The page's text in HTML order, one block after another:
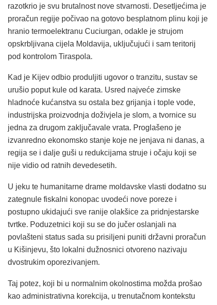
razotkrio je svu brutalnost nove stvarnosti. Desetljećima je
proračun regije počivao na gotovo besplatnom plinu koji je
hranio termoelektranu Cuciurgan, odakle je strujom
opskrbljivana cijela Moldavija, uključujući i sam teritorij
pod kontrolom Tiraspola.
Kad je Kijev odbio produljiti ugovor o tranzitu, sustav se
urušio poput kule od karata. Usred najveće zimske
hladnoće kućanstva su ostala bez grijanja i tople vode,
industrijska proizvodnja doživjela je slom, a tvornice su
jedna za drugom zaključavale vrata. Proglašeno je
izvanredno ekonomsko stanje koje ne jenjava ni danas, a
regija se i dalje guši u redukcijama struje i očaju koji se
nije vidio od ratnih devedesetih.
U jeku te humanitarne drame moldavske vlasti dodatno su
zategnule fiskalni konopac uvodeći nove poreze i
postupno ukidajući sve ranije olakšice za pridnjestarske
tvrtke. Poduzetnici koji su se do jučer oslanjali na
povlašteni status sada su prisiljeni puniti državni proračun
u Kišinjevu, što lokalni dužnosnici otvoreno nazivaju
dvostrukim oporezivanjem.
Taj potez, koji bi u normalnim okolnostima možda prošao
kao administrativna korekcija, u trenutačnom kontekstu